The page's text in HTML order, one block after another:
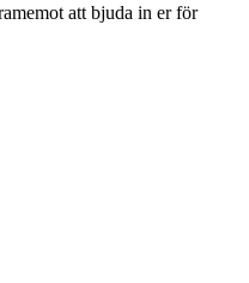
att bjuda in er för